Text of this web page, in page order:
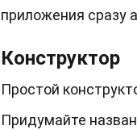
приложения сразу
Конструктор
Простой
Придумайте